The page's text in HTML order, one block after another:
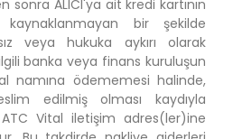
ALICI'ya ait kredi kartının
kaynaklanmayan bir şekilde
veya hukuka aykırı olarak
banka veya finans kuruluşun
namına ödememesi halinde,
edilmiş olması kaydıyla
Vital iletişim adres(ler)ine